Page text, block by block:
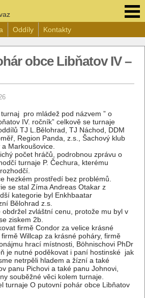
Oddíly Kontakty
obce Libňatov IV –
pro mládež pod názvem ” o
IV. ročník” celkově se turnaje
TJ L.Bělohrad, TJ Náchod, DDM
Region Panda, z.s., Šachový klub
Markoušovice.
počet hráčů, podrobnou zprávu o
turnaje P. Čechura, kterému
hezkém prostředí bez problémů.
se stal Zíma Andreas Otakar z
kategorie byl Enkhbaatar
Bělohrad z.s.
zvláštní cenu, protože mu byl v
ziskem 2b.
firmě Condor za velice krásné
Willcap za krásné poháry, firmě
hrací místnosti, Böhnischovi PhDr
je nutné poděkovat i paní hostinské jak
netrpěli hladem a žízní a také
panu Pichovi a také panu Johnovi,
souběžné věci kolem turnaje.
turnaje O putovní pohár obce Libňatov